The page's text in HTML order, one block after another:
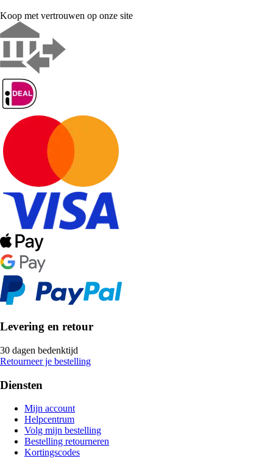
Koop met vertrouwen op onze site
Levering en retour
30 dagen bedenktijd
Retourneer je bestelling
Diensten
Mijn account
Helpcentrum
Volg mijn bestelling
Bestelling retourneren
Kortingscodes